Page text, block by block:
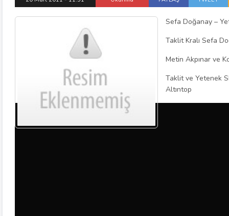
Sefa Doğanay –
Taklit Kralı Sefa
Metin Akpınar ve
Taklit ve Yetenek
Altıntop